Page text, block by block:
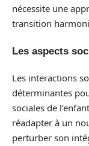
nécessite une
transition
Les aspects
Les interactions
déterminantes
sociales de
réadapter à un
perturber son